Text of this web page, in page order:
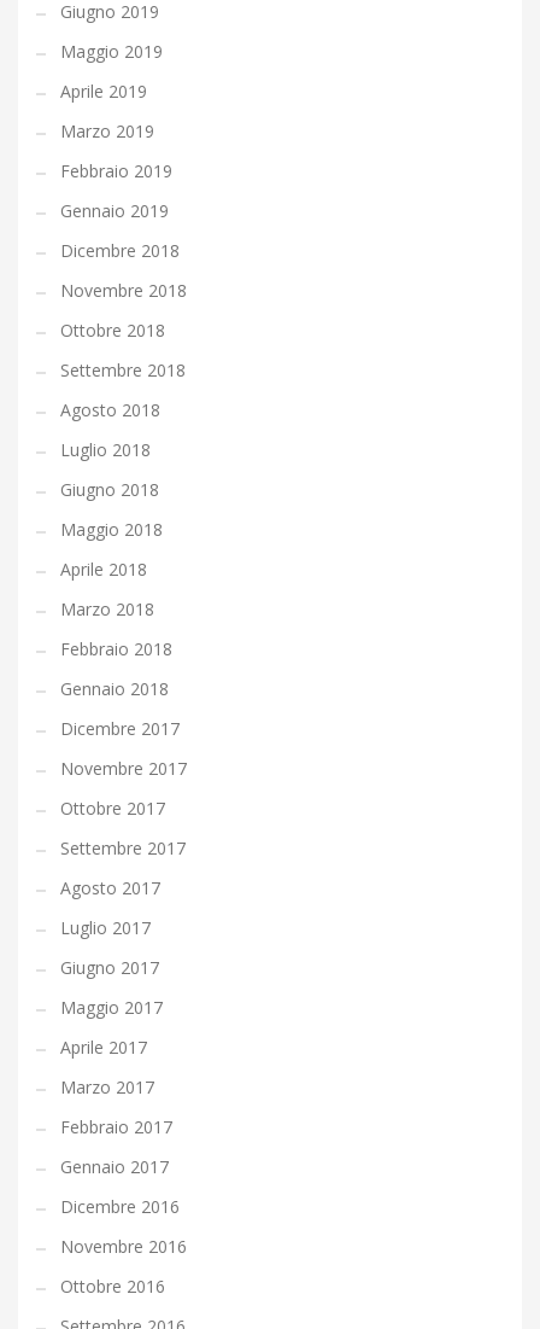
Giugno 2019
Maggio 2019
Aprile 2019
Marzo 2019
Febbraio 2019
Gennaio 2019
Dicembre 2018
Novembre 2018
Ottobre 2018
Settembre 2018
Agosto 2018
Luglio 2018
Giugno 2018
Maggio 2018
Aprile 2018
Marzo 2018
Febbraio 2018
Gennaio 2018
Dicembre 2017
Novembre 2017
Ottobre 2017
Settembre 2017
Agosto 2017
Luglio 2017
Giugno 2017
Maggio 2017
Aprile 2017
Marzo 2017
Febbraio 2017
Gennaio 2017
Dicembre 2016
Novembre 2016
Ottobre 2016